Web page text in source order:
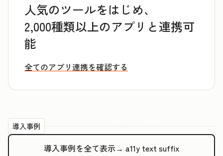
人気のツールをはじめ、
2,000種類以上のアプリと連携可
能
全てのアプリ連携を確認する
導入事例
導入事例を全て表示→ a11y text suffix